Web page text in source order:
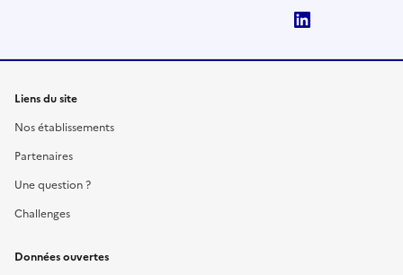
Liens du site
Nos établissements
Partenaires
Une question ?
Challenges
Données ouvertes